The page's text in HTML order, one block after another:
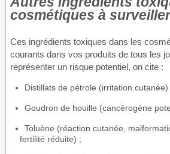
cosmétiques à surveiller
Ces ingrédients toxiques dans les
courants dans vos produits de tous les
représenter un risque potentiel, on cite :
Distillats de pétrole (irritation cutanée)
Goudron de houille (cancérogène
Toluène (réaction cutanée,
fertilité réduite) ;